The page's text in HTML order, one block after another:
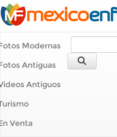
Modernas
Antiguas
Antiguos
Venta